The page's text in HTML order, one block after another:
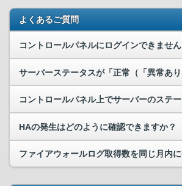
よくあるご質問
コントロールパネルにログインできません
HAの発生はどのように確認できますか？